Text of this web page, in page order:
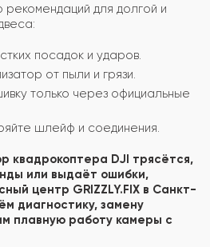
для долгой и
посадок и ударов.
от пыли и грязи.
только через официальные
шлейф и соединения.
квадрокоптера DJI трясётся,
или выдаёт ошибки,
центр GRIZZLY.FIX в Санкт-
диагностику, замену
плавную работу камеры с